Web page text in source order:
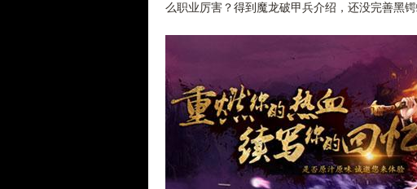
么职业厉害？得到魔龙破甲兵介绍，还没完善黑锷